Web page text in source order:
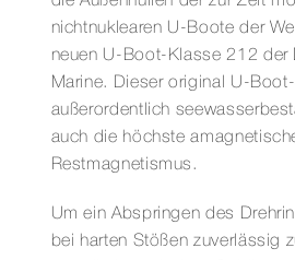
nichtnuklearen U-Boote der
neuen U-Boot-Klasse 212 der
Marine. Dieser original U-
außerordentlich
auch die höchste
Restmagnetismus.
Um ein Abspringen des
bei harten Stößen zuverlässig